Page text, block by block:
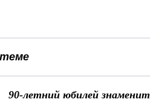
90-летний юбилей